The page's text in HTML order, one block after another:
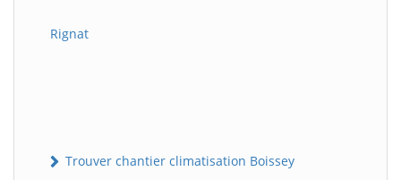
Rignat
Trouver chantier climatisation Boissey